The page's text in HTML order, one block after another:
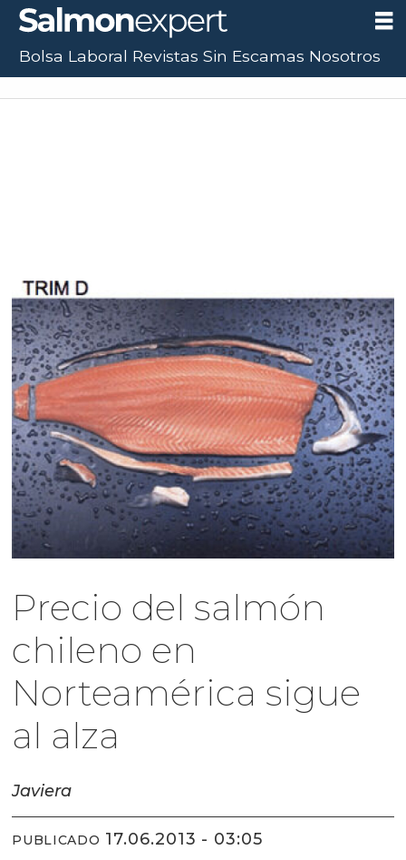
Precio del salmón
chileno en
Norteamérica sigue
al alza
Javiera
PUBLICADO 17.06.2013 - 03:05
Bolsa Laboral Revistas Sin Escamas Nosotros